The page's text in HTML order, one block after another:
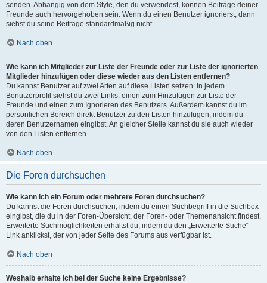
senden. Abhängig von dem Style, den du verwendest, können Beiträge deiner
Freunde auch hervorgehoben sein. Wenn du einen Benutzer ignorierst, dann
siehst du seine Beiträge standardmäßig nicht.
Nach oben
Wie kann ich Mitglieder zur Liste der Freunde oder zur Liste der ignorierten
Mitglieder hinzufügen oder diese wieder aus den Listen entfernen?
Du kannst Benutzer auf zwei Arten auf diese Listen setzen: In jedem
Benutzerprofil siehst du zwei Links: einen zum Hinzufügen zur Liste der
Freunde und einen zum Ignorieren des Benutzers. Außerdem kannst du im
persönlichen Bereich direkt Benutzer zu den Listen hinzufügen, indem du
deren Benutzernamen eingibst. An gleicher Stelle kannst du sie auch wieder
von den Listen entfernen.
Nach oben
Die Foren durchsuchen
Wie kann ich ein Forum oder mehrere Foren durchsuchen?
Du kannst die Foren durchsuchen, indem du einen Suchbegriff in die Suchbox
eingibst, die du in der Foren-Übersicht, der Foren- oder Themenansicht findest.
Erweiterte Suchmöglichkeiten erhältst du, indem du den „Erweiterte Suche“-
Link anklickst, der von jeder Seite des Forums aus verfügbar ist.
Nach oben
Weshalb erhalte ich bei der Suche keine Ergebnisse?